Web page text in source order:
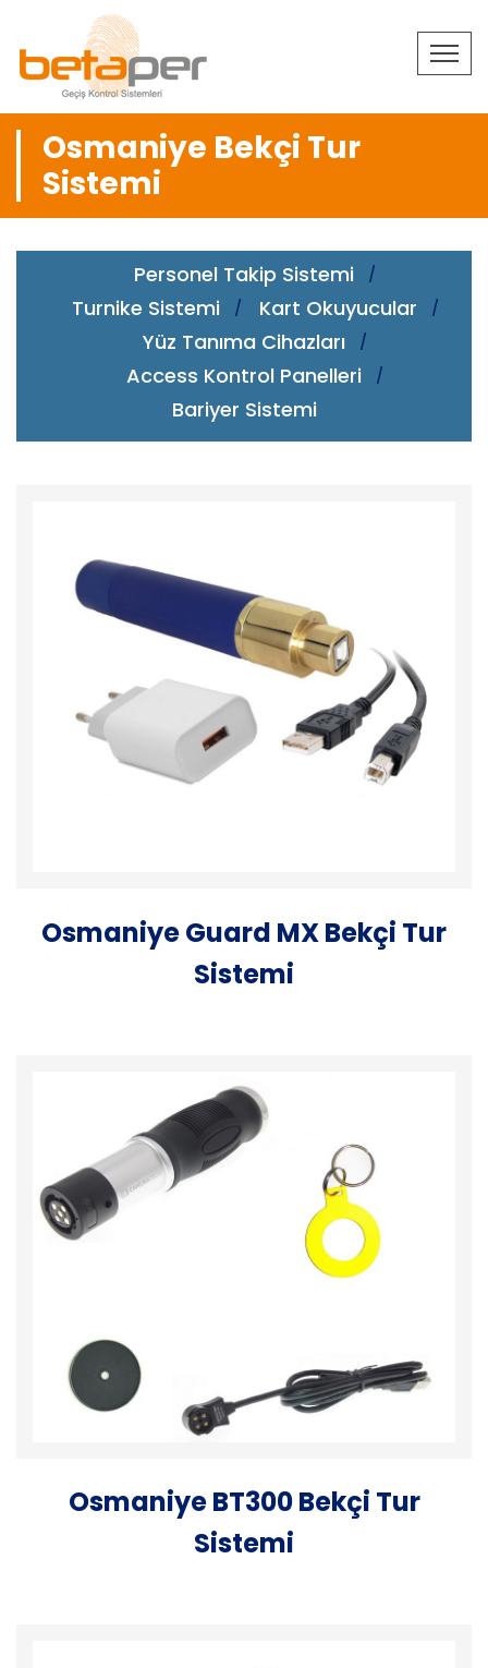
Osmaniye Bekçi Tur
Sistemi
Personel Takip Sistemi
Turnike Sistemi
Kart Okuyucular
Yüz Tanıma Cihazları
Access Kontrol Panelleri
Bariyer Sistemi
Osmaniye Guard MX Bekçi Tur
Sistemi
Osmaniye BT300 Bekçi Tur
Sistemi